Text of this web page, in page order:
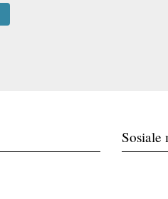
Sosiale